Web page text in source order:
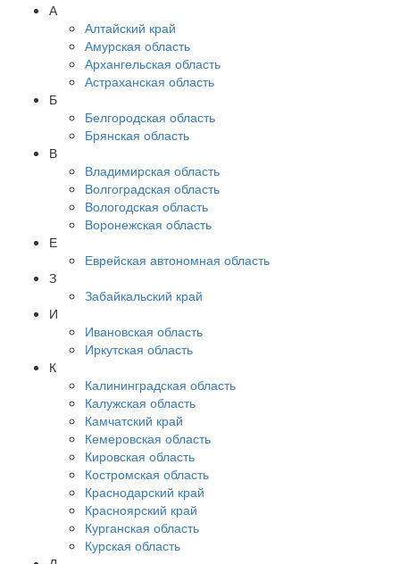
А
Алтайский край
Амурская область
Архангельская область
Астраханская область
Б
Белгородская область
Брянская область
В
Владимирская область
Волгоградская область
Вологодская область
Воронежская область
Е
Еврейская автономная область
З
Забайкальский край
И
Ивановская область
Иркутская область
К
Калининградская область
Калужская область
Камчатский край
Кемеровская область
Кировская область
Костромская область
Краснодарский край
Красноярский край
Курганская область
Курская область